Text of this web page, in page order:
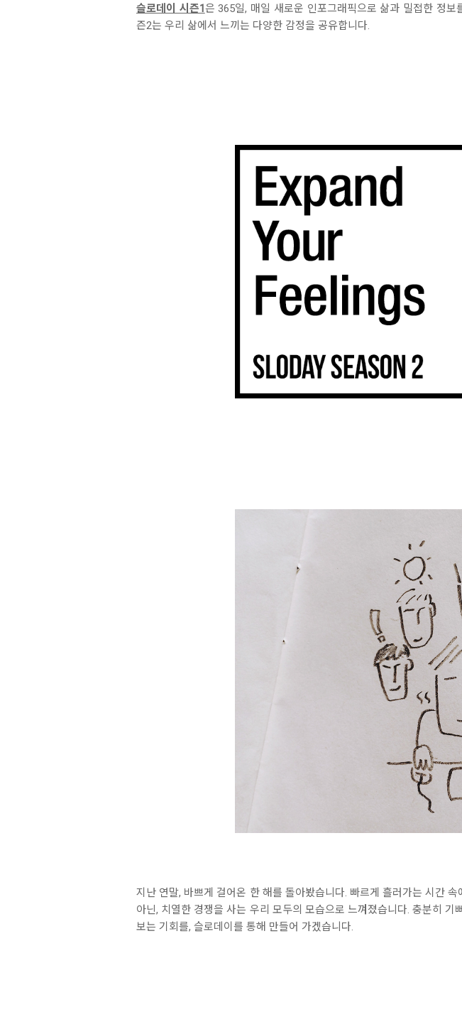
슬로데이 시즌1은 365일, 매일 새로운 인포그래픽으로 삶과 밀접한 정
즌2는 우리 삶에서 느끼는 다양한 감정을 공유합니다.
지난 연말, 바쁘게 걸어온 한 해를 돌아봤습니다. 빠르게 흘러가는 시간
아닌, 치열한 경쟁을 사는 우리 모두의 모습으로 느껴졌습니다. 충분히
보는 기회를, 슬로데이를 통해 만들어 가겠습니다.